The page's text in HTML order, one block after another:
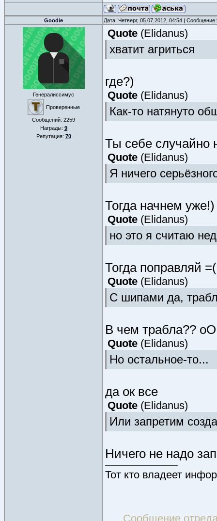
Goodie Дата: Четверг, 05.07.2012, 04:54 |
Генералиссимус
Проверенные
Сообщений: 2259
Награды: 9
Репутация: 70
Quote (Elidanus)
хватит агриться
где?)
Quote (Elidanus)
Как-то натянуто
Ты себе случайно
Quote (Elidanus)
Я ничего
Тогда начнем
Quote (Elidanus)
но это я считаю
Тогда поправляй =(
Quote (Elidanus)
С шипами да,
В чем трабла?? оО
Quote (Elidanus)
Но остальное-то...
да ок все
Quote (Elidanus)
Или запретим
Ничего не надо
Тот кто владеет
Сообщение